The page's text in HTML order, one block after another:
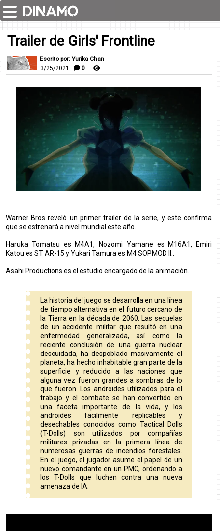
Trailer de Girls' Frontline
Escrito por: Yurika-Chan
3/25/2021
0
Warner Bros reveló un primer trailer de la serie, y este confirma
que se estrenará a nivel mundial este año.
Haruka Tomatsu es M4A1, Nozomi Yamane es M16A1, Emiri
Katou es ST AR-15 y Yukari Tamura es M4 SOPMOD II:.
Asahi Productions es el estudio encargado de la animación.
La historia del juego se desarrolla en una línea
de tiempo alternativa en el futuro cercano de
la Tierra en la década de 2060. Las secuelas
de un accidente militar que resultó en una
enfermedad generalizada, así como la
reciente conclusión de una guerra nuclear
descuidada, ha despoblado masivamente el
planeta, ha hecho inhabitable gran parte de la
superficie y reducido a las naciones que
alguna vez fueron grandes a sombras de lo
que fueron. Los androides utilizados para el
trabajo y el combate se han convertido en
una faceta importante de la vida, y los
androides fácilmente replicables y
desechables conocidos como Tactical Dolls
(T-Dolls) son utilizados por compañías
militares privadas en la primera línea de
numerosas guerras de incendios forestales.
En el juego, el jugador asume el papel de un
nuevo comandante en un PMC, ordenando a
los T-Dolls que luchen contra una nueva
amenaza de IA.